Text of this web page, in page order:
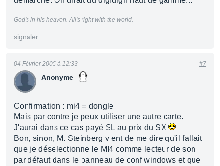
God's in his heaven. All's right with the world.
signaler
Anonyme
04 Février 2005 à 12:33 #7
Confirmation : mi4 = dongle
Mais par contre je peux utiliser une autre carte.
J'aurai dans ce cas payé SL au prix du SX
Bon, sinon, M. Steinberg vient de me dire qu'il fallait
que je déselectionne le MI4 comme lecteur de son
par défaut dans le panneau de conf windows et que